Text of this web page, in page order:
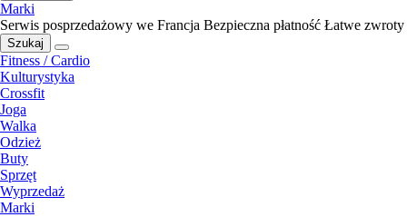
Marki
Serwis posprzedażowy we Francja Bezpieczna płatność Łatwe zwroty
Szukaj
Fitness / Cardio
Kulturystyka
Crossfit
Joga
Walka
Odzież
Buty
Sprzęt
Wyprzedaż
Marki